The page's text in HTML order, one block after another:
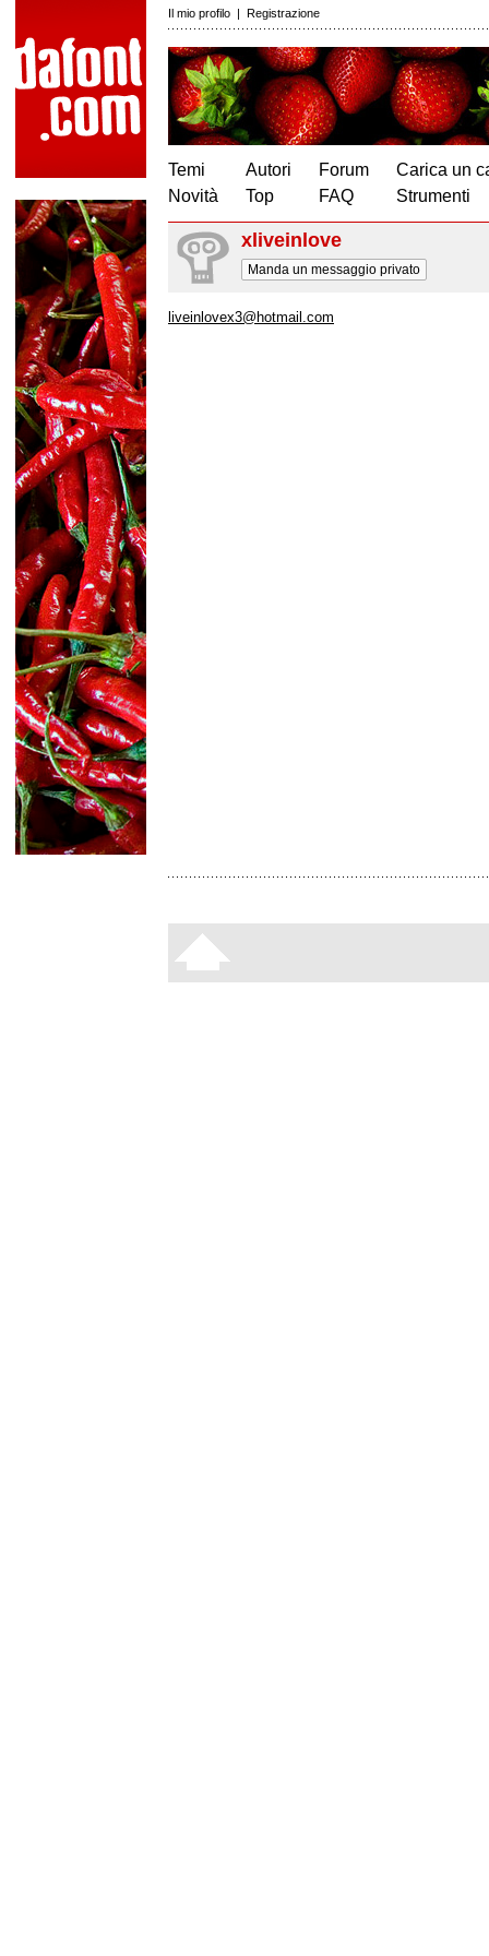
Il mio profilo | Registrazione
Temi
Novità
Autori
Top
Forum
FAQ
Carica un
Strumenti
xliveinlove
Manda un messaggio privato
liveinlovex3@hotmail.com